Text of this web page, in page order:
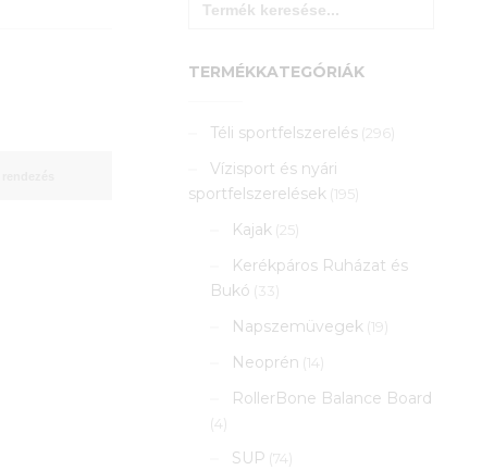
for:
TERMÉKKATEGÓRIÁK
Téli sportfelszerelés (296)
Vízisport és nyári
sportfelszerelések (195)
Kajak (25)
Kerékpáros Ruházat és
Bukó (33)
Napszemüvegek (19)
Neoprén (14)
RollerBone Balance Board
(4)
SUP (74)